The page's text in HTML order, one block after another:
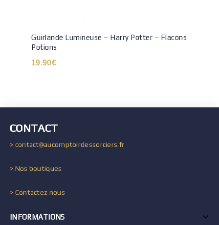
Guirlande Lumineuse – Harry Potter – Flacons
Potions
19.90€
CONTACT
> contact@aucomptoirdessorciers.fr
> Nos boutiques
> Contactez nous
INFORMATIONS